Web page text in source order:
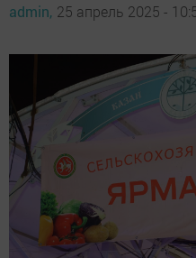
admin, 25 апрель 2025 -